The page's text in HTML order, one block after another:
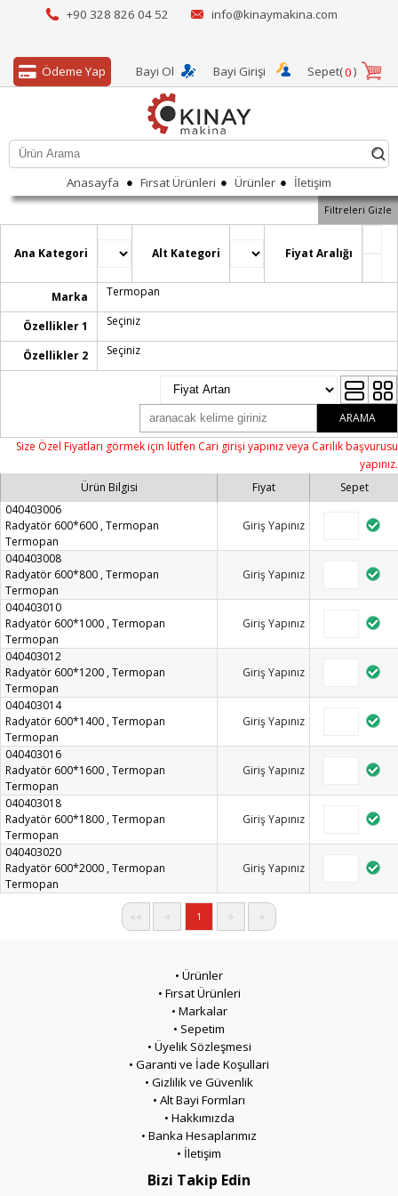
+90 328 826 04 52 info@kinaymakina.com
Ödeme Yap Bayi Ol Bayi Girişi Sepet(0)
Anasayfa ● Fırsat Ürünleri ● Ürünler ● İletişim
Filtreleri Gizle
Ana Kategori Alt Kategori Fiyat Aralığı
Marka Termopan
Özellikler 1 Seçiniz
Özellikler 2 Seçiniz
ARAMA
Size Özel Fiyatları görmek için lütfen Cari girişi yapınız veya Carilik başvurusu
yapınız.
Ürün Bilgisi
Fiyat
Sepet
040403006
Radyatör 600*600 , Termopan
Termopan
Giriş Yapınız
040403008
Radyatör 600*800 , Termopan
Termopan
Giriş Yapınız
040403010
Radyatör 600*1000 , Termopan
Termopan
Giriş Yapınız
040403012
Radyatör 600*1200 , Termopan
Termopan
Giriş Yapınız
040403014
Radyatör 600*1400 , Termopan
Termopan
Giriş Yapınız
040403016
Radyatör 600*1600 , Termopan
Termopan
Giriş Yapınız
040403018
Radyatör 600*1800 , Termopan
Termopan
Giriş Yapınız
040403020
Radyatör 600*2000 , Termopan
Termopan
Giriş Yapınız
«« « 1 » »
• Ürünler
• Fırsat Ürünleri
• Markalar
• Sepetim
• Üyelik Sözleşmesi
• Garanti ve İade Koşullari
• Gizlilik ve Güvenlik
• Alt Bayi Formları
• Hakkımızda
• Banka Hesaplarımız
• İletişim
Bizi Takip Edin